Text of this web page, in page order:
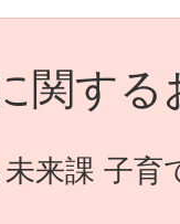
関す
来課 子育